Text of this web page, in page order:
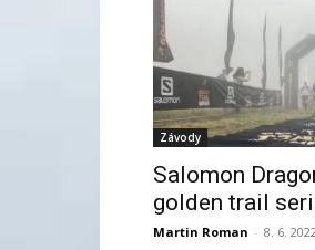
Závody
Salomon
golden trail
Martin Roman - 8. 6.